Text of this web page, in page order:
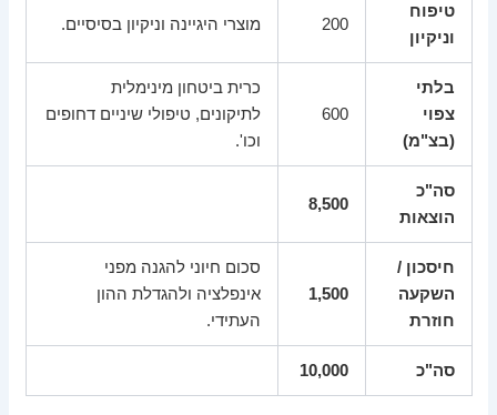
טיפוח
וניקיון
200 מוצרי היגיינה וניקיון בסיסיים.
בלתי
צפוי
(בצ"מ)
600
כרית ביטחון מינימלית
לתיקונים, טיפולי שיניים דחופים
וכו'.
סה"כ
הוצאות
8,500
חיסכון /
השקעה
חוזרת
1,500
סכום חיוני להגנה מפני
אינפלציה ולהגדלת ההון
העתידי.
סה"כ 10,000